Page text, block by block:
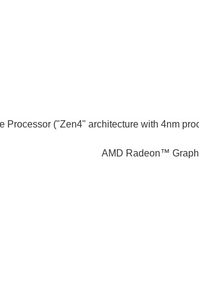
("Zen4" architecture with 4nm
AMD Radeon™